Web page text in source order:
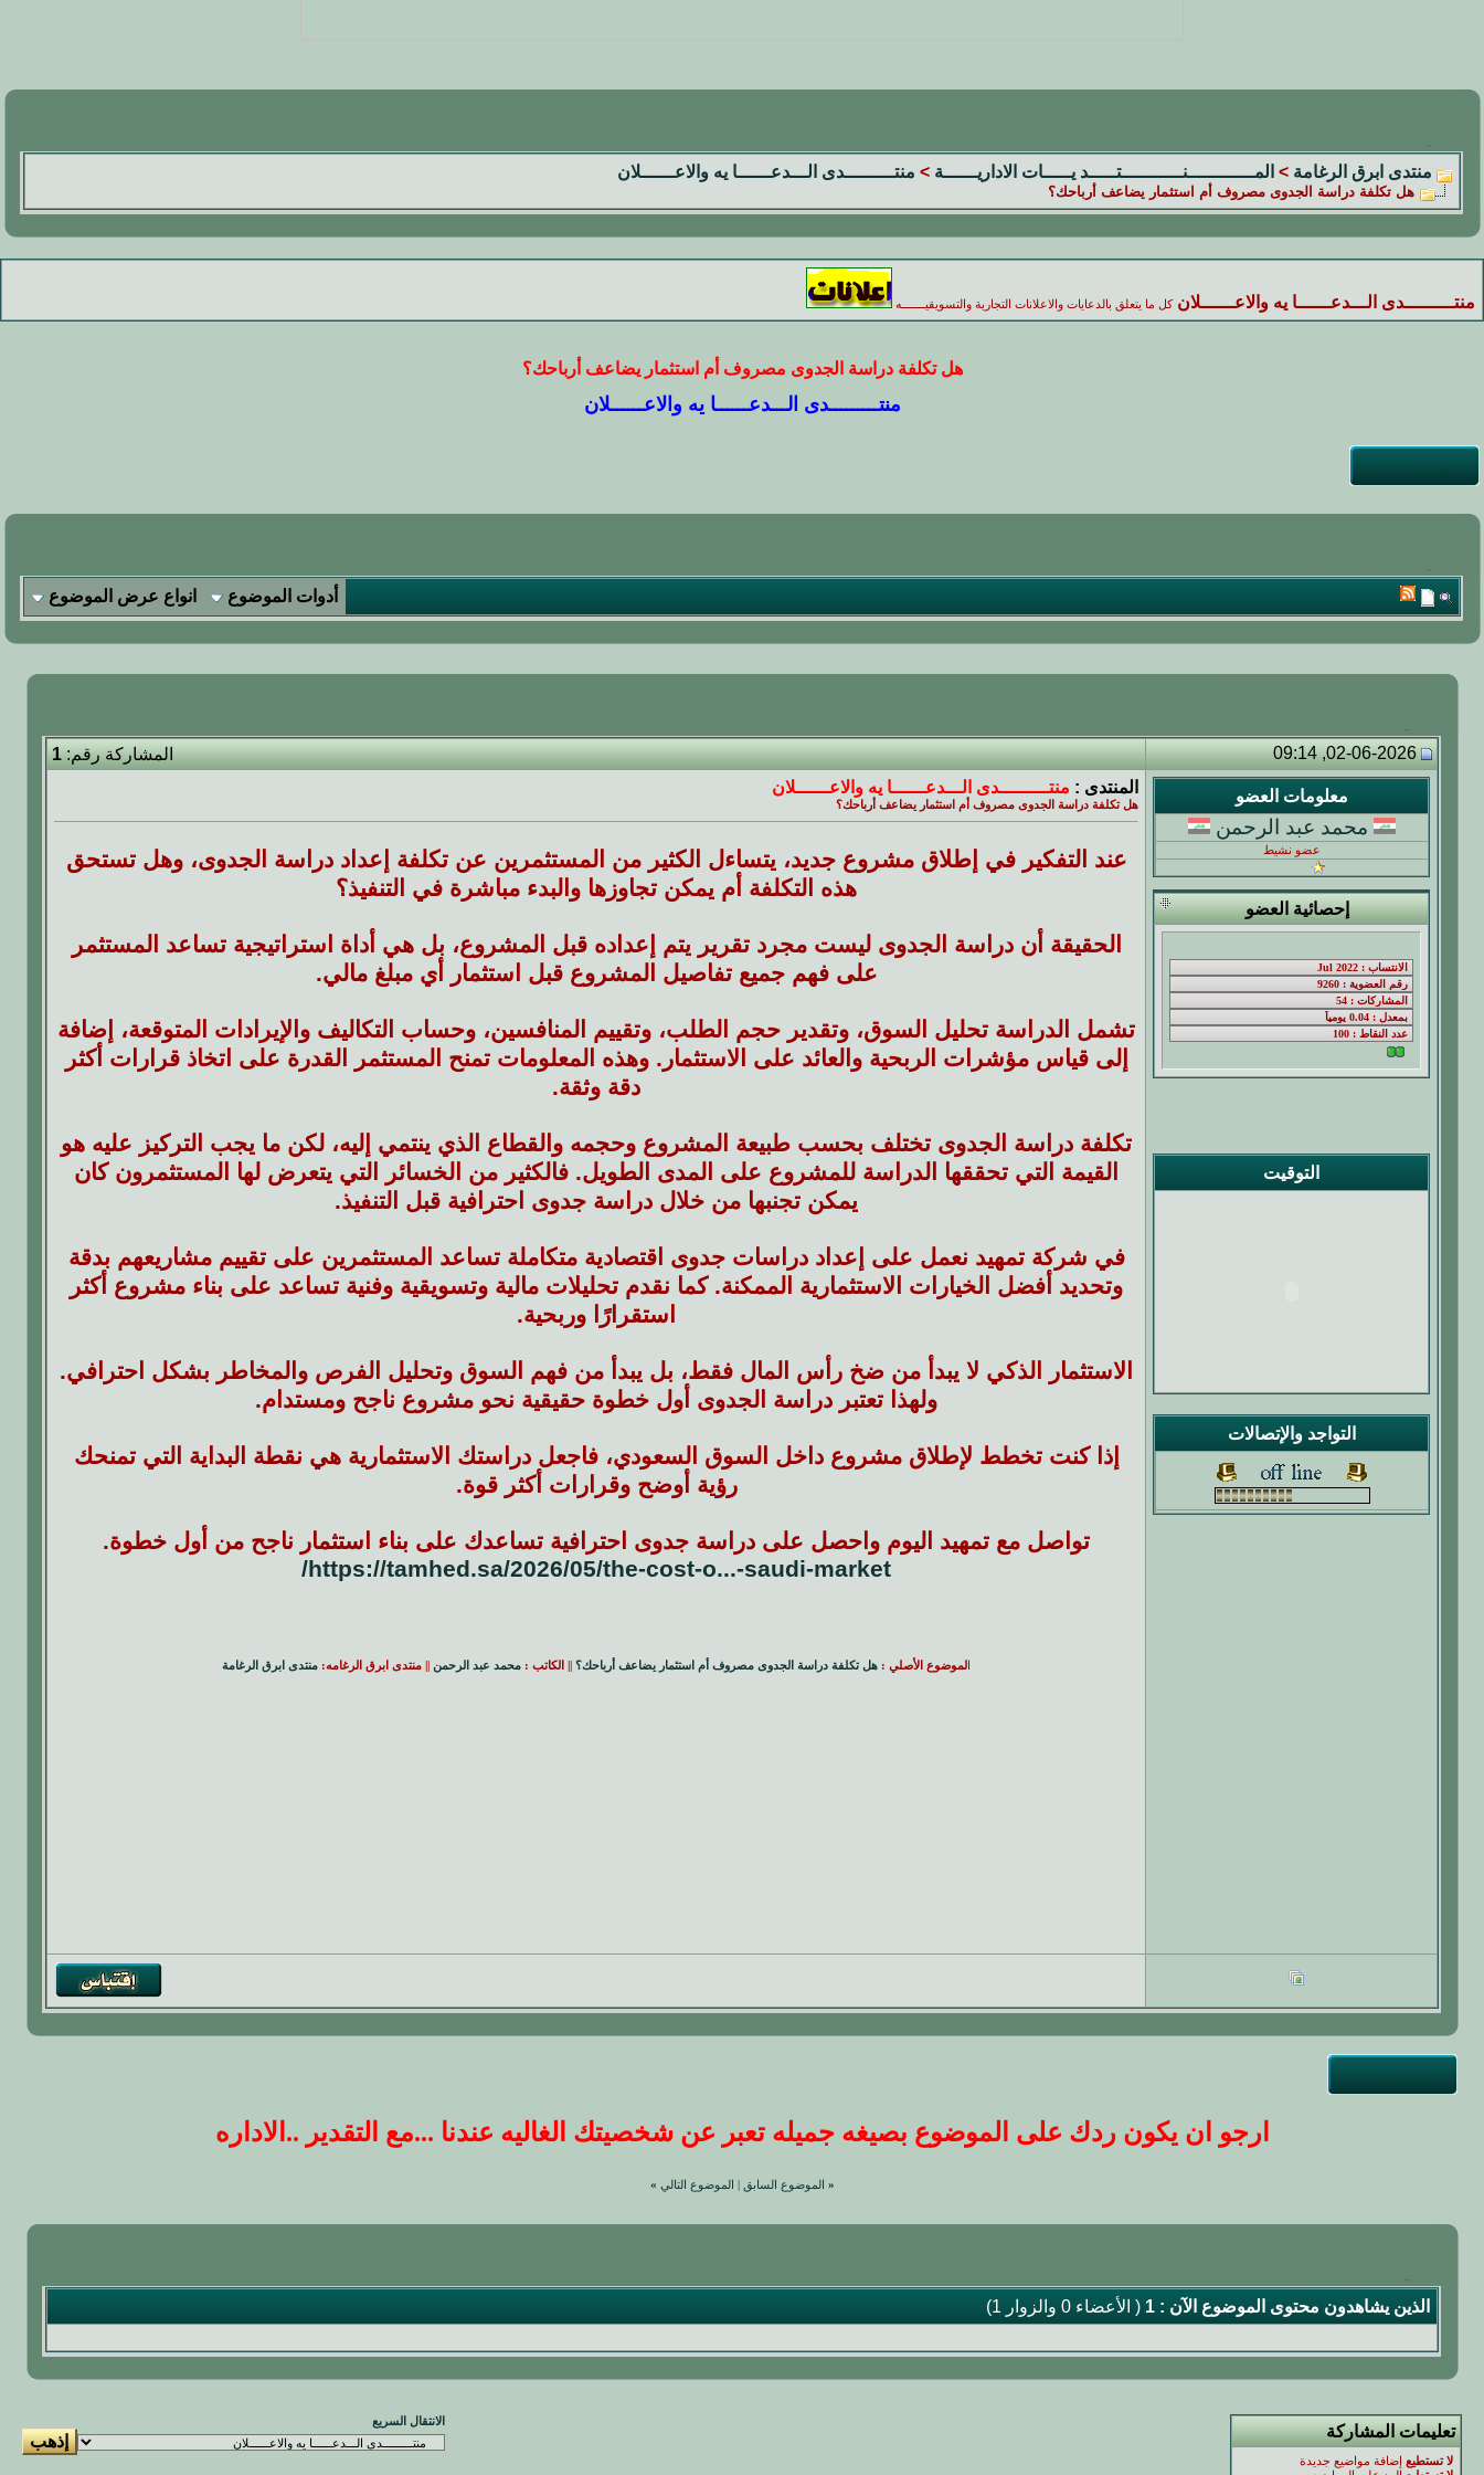
منتدى ابرق الرغامة > المــــــــــــنـــــــــــتـــــد يـــــات الاداريــــــة > منتـــــــــدى الـــدعــــــا يه والاعــــــلان
هل تكلفة دراسة الجدوى مصروف أم استثمار يضاعف أرباحك؟
منتـــــــــدى الـــدعــــــا يه والاعــــــلان كل ما يتعلق بالدعايات والاعلانات التجارية والتسويقيـــــــه
هل تكلفة دراسة الجدوى مصروف أم استثمار يضاعف أرباحك؟
منتـــــــــدى الـــدعــــــا يه والاعــــــلان
أدوات الموضوع انواع عرض الموضوع
02-06-2026, 09:14 المشاركة رقم:1
معلومات العضو
محمد عبد الرحمن
عضو نشيط
إحصائية العضو
التوقيت
التواجد والإتصالات
المنتدى : منتـــــــــدى الـــدعــــــا يه والاعــــــلان
هل تكلفة دراسة الجدوى مصروف أم استثمار يضاعف أرباحك؟
عند التفكير في إطلاق مشروع جديد، يتساءل الكثير من المستثمرين عن تكلفة إعداد دراسة الجدوى، وهل تستحق
هذه التكلفة أم يمكن تجاوزها والبدء مباشرة في التنفيذ؟
الحقيقة أن دراسة الجدوى ليست مجرد تقرير يتم إعداده قبل المشروع، بل هي أداة استراتيجية تساعد المستثمر
على فهم جميع تفاصيل المشروع قبل استثمار أي مبلغ مالي.
تشمل الدراسة تحليل السوق، وتقدير حجم الطلب، وتقييم المنافسين، وحساب التكاليف والإيرادات المتوقعة، إضافة
إلى قياس مؤشرات الربحية والعائد على الاستثمار. وهذه المعلومات تمنح المستثمر القدرة على اتخاذ قرارات أكثر
دقة وثقة.
تكلفة دراسة الجدوى تختلف بحسب طبيعة المشروع وحجمه والقطاع الذي ينتمي إليه، لكن ما يجب التركيز عليه هو
القيمة التي تحققها الدراسة للمشروع على المدى الطويل. فالكثير من الخسائر التي يتعرض لها المستثمرون كان
يمكن تجنبها من خلال دراسة جدوى احترافية قبل التنفيذ.
في شركة تمهيد نعمل على إعداد دراسات جدوى اقتصادية متكاملة تساعد المستثمرين على تقييم مشاريعهم بدقة
وتحديد أفضل الخيارات الاستثمارية الممكنة. كما نقدم تحليلات مالية وتسويقية وفنية تساعد على بناء مشروع أكثر
استقرارًا وربحية.
الاستثمار الذكي لا يبدأ من ضخ رأس المال فقط، بل يبدأ من فهم السوق وتحليل الفرص والمخاطر بشكل احترافي.
ولهذا تعتبر دراسة الجدوى أول خطوة حقيقية نحو مشروع ناجح ومستدام.
إذا كنت تخطط لإطلاق مشروع داخل السوق السعودي، فاجعل دراستك الاستثمارية هي نقطة البداية التي تمنحك
رؤية أوضح وقرارات أكثر قوة.
تواصل مع تمهيد اليوم واحصل على دراسة جدوى احترافية تساعدك على بناء استثمار ناجح من أول خطوة.
https://tamhed.sa/2026/05/the-cost-o...-saudi-market/
لموضوع الأصلي : هل تكلفة دراسة الجدوى مصروف أم استثمار يضاعف أرباحك؟ || الكاتب : محمد عبد الرحمن || منتدى ابرق الرغامه: منتدى ابرق الرغامة
ارجو ان يكون ردك على الموضوع بصيغه جميله تعبر عن شخصيتك الغاليه عندنا ...مع التقدير ..الاداره
« الموضوع السابق الموضوع التالي »
الذين يشاهدون محتوى الموضوع الآن : 1 ( الأعضاء 0 والزوار 1)
تعليمات المشاركة
لا تستطيع إضافة مواضيع جديدة
الانتقال السريع